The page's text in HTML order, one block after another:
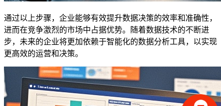
通过以上步骤，企业能够有效提升数据决策的效率和准确性，
进而在竞争激烈的市场中占据优势。随着数据技术的不断进
步，未来的企业将更加依赖于智能化的数据分析工具，以实现
更高效的运营和决策。